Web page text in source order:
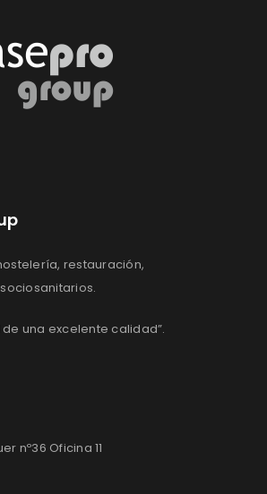
restauración,
una excelente calidad”.
nº36 Oficina 11